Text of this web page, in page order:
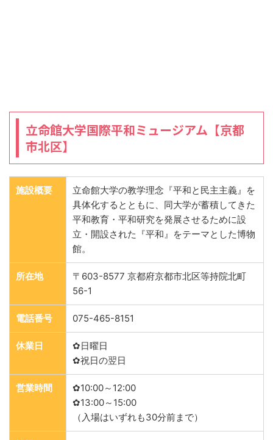
立命館大学国際平和ミュージアム【京都
市北区】
施設概要
立命館大学の教学理念『平和と民主主義』を
具体化するとともに、同大学が蓄積してきた
平和教育・平和研究を発展させるために設
立・開設された『平和』をテーマとした博物
館。
所在地
〒603-8577 京都府京都市北区等持院北町
56-1
電話番号 075-465-8151
休業日
✿日曜日
✿祝日の翌日
営業時間
✿10:00～12:00
✿13:00～15:00
（入場はいずれも30分前まで）